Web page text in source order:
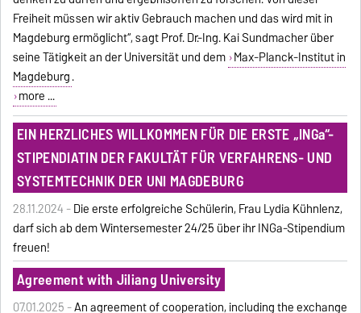
Freiheit müssen wir aktiv Gebrauch machen und das wird mit in
Magdeburg ermöglicht“, sagt Prof. Dr.-Ing. Kai Sundmacher über
seine Tätigkeit an der Universität und dem Max-Planck-Institut in
Magdeburg.
more ...
EIN HERZLICHES WILLKOMMEN FÜR DIE ERSTE „INGa“-
STIPENDIATIN DER FAKULTÄT FÜR VERFAHRENS- UND
SYSTEMTECHNIK DER UNI MAGDEBURG
28.11.2024 -Die erste erfolgreiche Schülerin, Frau Lydia Kühnlenz,
darf sich ab dem Wintersemester 24/25 über ihr INGa-Stipendium
freuen!
Agreement with Jiliang University
07.01.2025 -An agreement of cooperation, including the exchange